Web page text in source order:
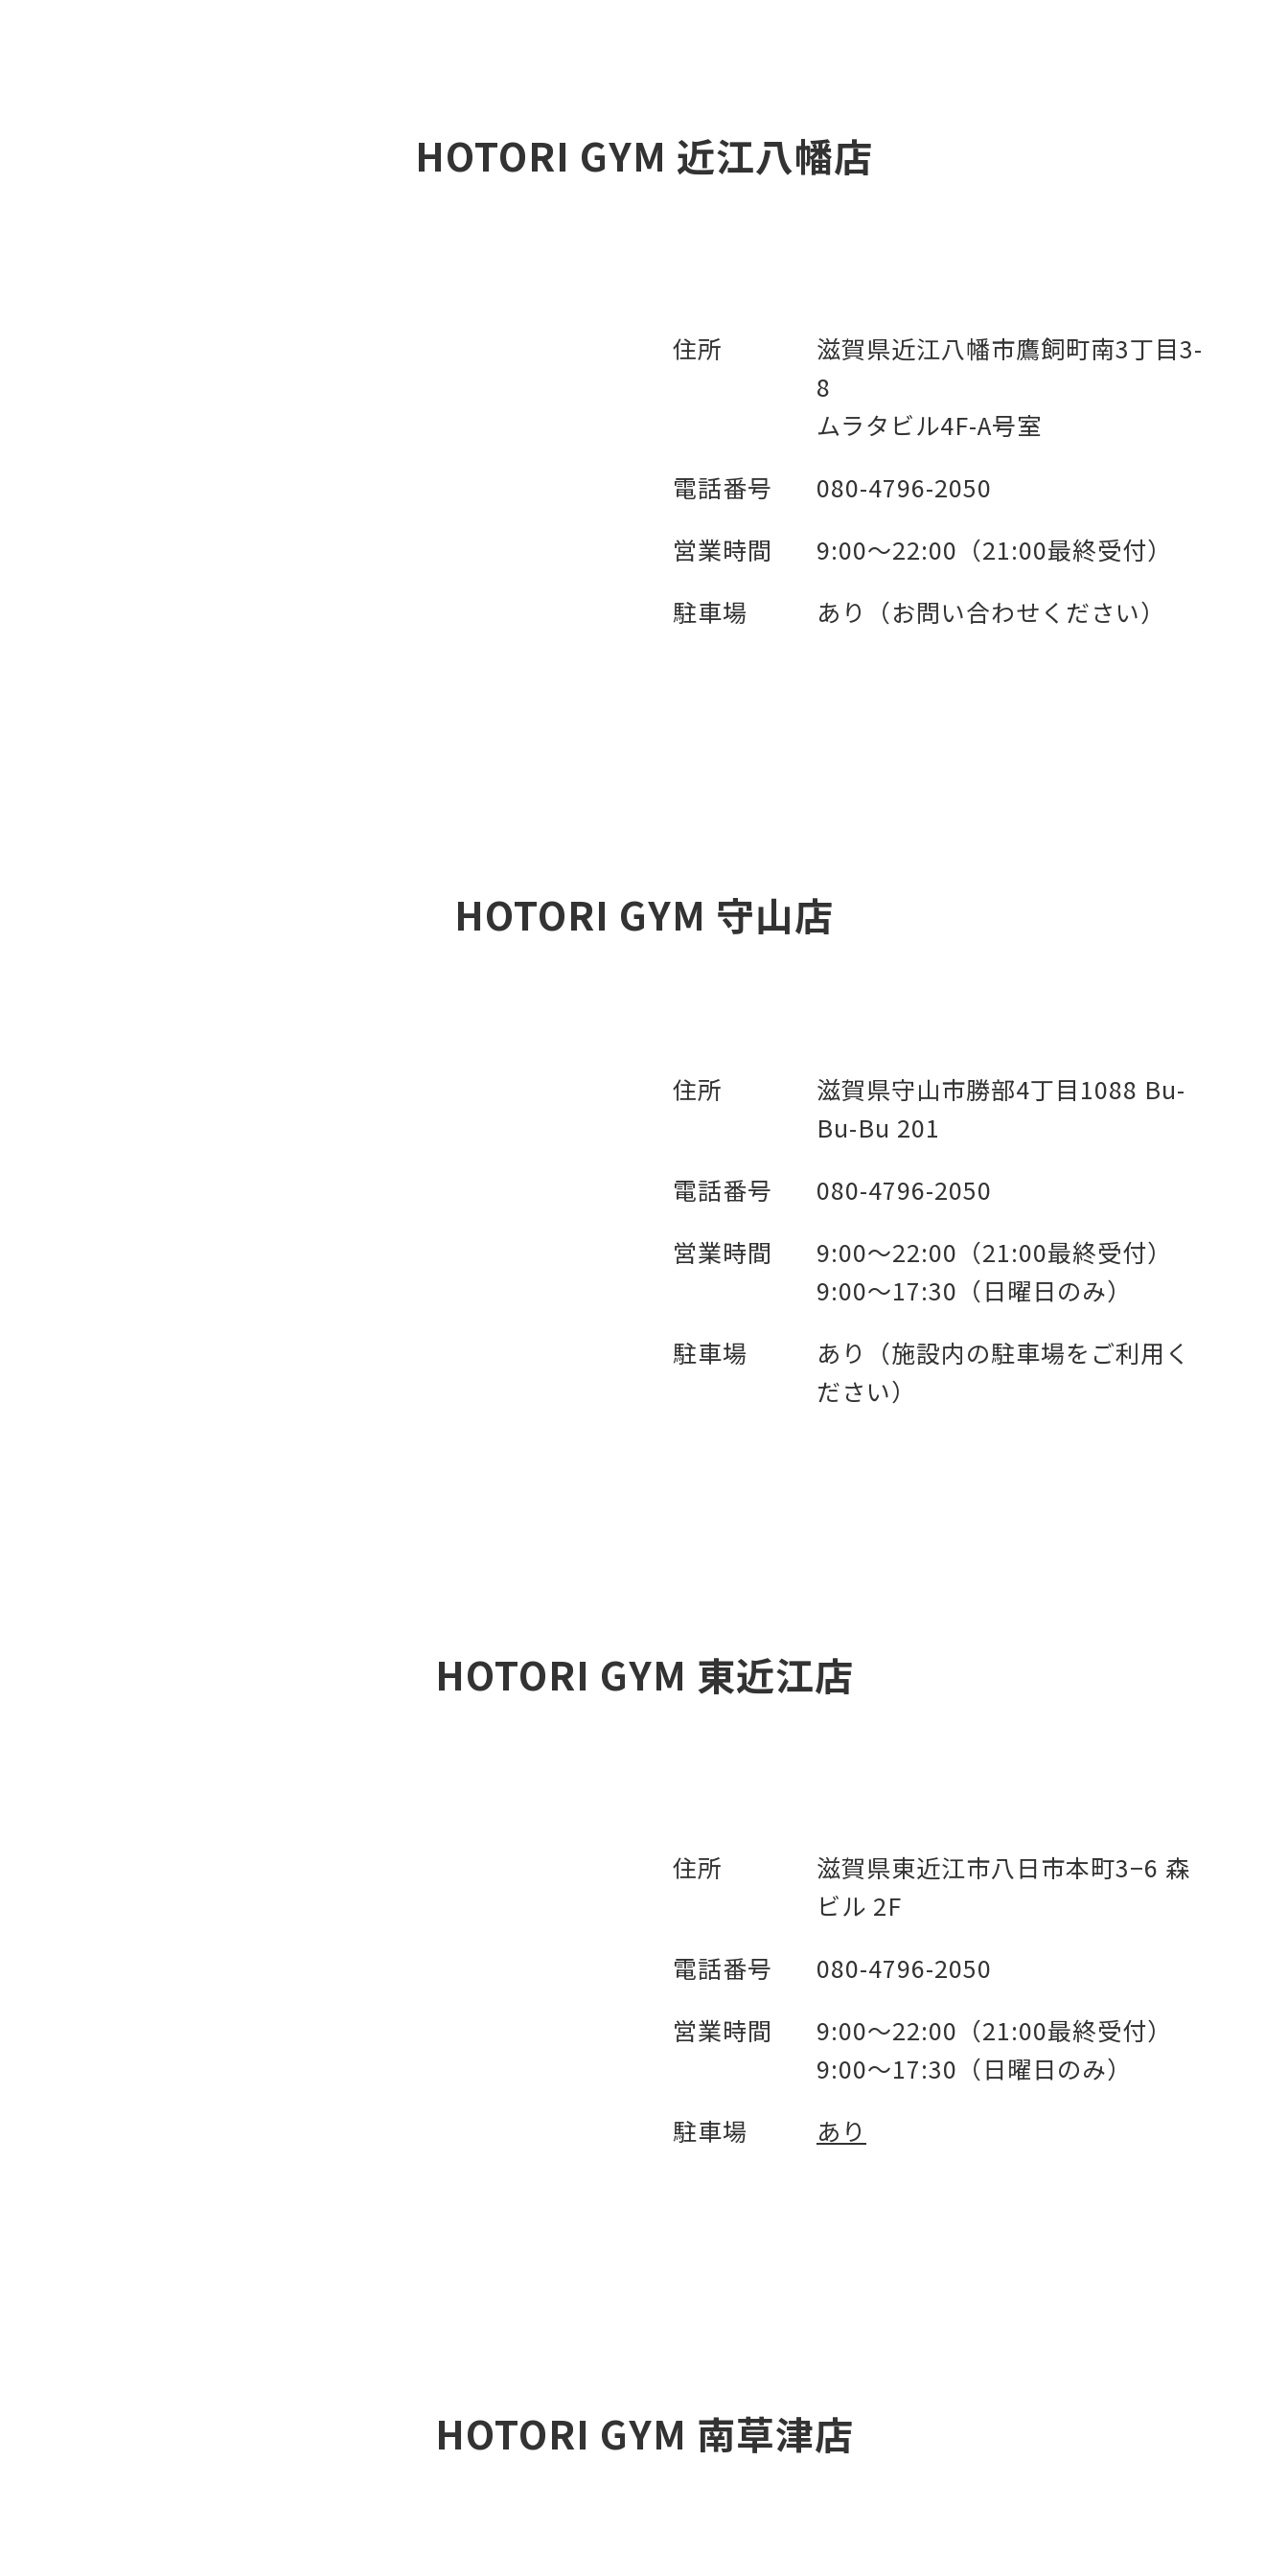
HOTORI GYM 近江八幡店
住所
滋賀県近江八幡市鷹飼町南3丁目3-
8
ムラタビル4F-A号室
電話番号
080-4796-2050
営業時間
9:00～22:00（21:00最終受付）
駐車場
あり（お問い合わせください）
HOTORI GYM 守山店
住所
滋賀県守山市勝部4丁目1088 Bu-
Bu-Bu 201
電話番号
080-4796-2050
営業時間
9:00～22:00（21:00最終受付）
9:00～17:30（日曜日のみ）
駐車場
あり（施設内の駐車場をご利用く
ださい）
HOTORI GYM 東近江店
住所
滋賀県東近江市八日市本町3−6 森
ビル 2F
電話番号
080-4796-2050
営業時間
9:00～22:00（21:00最終受付）
9:00～17:30（日曜日のみ）
駐車場
あり
HOTORI GYM 南草津店